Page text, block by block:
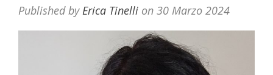
Published byErica Tinelli on 30 Marzo 2024